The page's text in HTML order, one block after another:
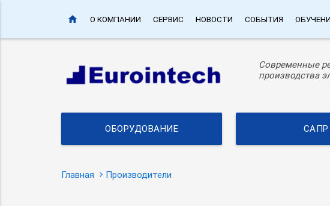
home О КОМПАНИИ СЕРВИС НОВОСТИ СОБЫТИЯ
Современные
производства
ОБОРУДОВАНИЕ САПР
Главная Производители